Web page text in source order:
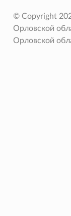
© Copyright
Орловской
Орловской